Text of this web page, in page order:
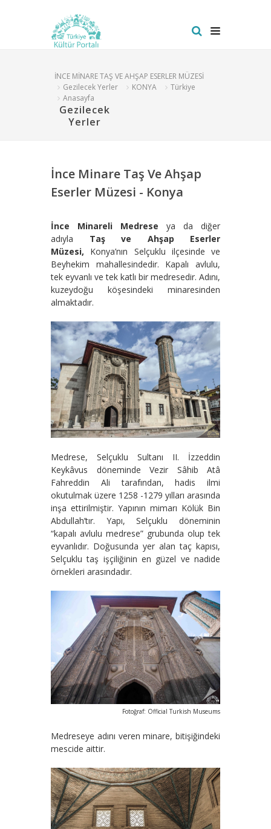
İNCE MİNARE TAŞ VE AHŞAP ESERLER MÜZESİ
Gezilecek Yerler
KONYA
Türkiye
Anasayfa
Gezilecek
Yerler
İnce Minare Taş Ve Ahşap
Eserler Müzesi - Konya
İnce Minareli Medrese ya da diğer
adıyla Taş ve Ahşap Eserler
Müzesi, Konya’nın Selçuklu ilçesinde ve
Beyhekim mahallesindedir. Kapalı avlulu,
tek eyvanlı ve tek katlı bir medresedir. Adını,
kuzeydoğu köşesindeki minaresinden
almaktadır.
Medrese, Selçuklu Sultanı II. İzzeddin
Keykâvus döneminde Vezir Sâhib Atâ
Fahreddin Ali tarafından, hadis ilmi
okutulmak üzere 1258 -1279 yılları arasında
inşa ettirilmiştir. Yapının mimarı Kölük Bin
Abdullah’tır. Yapı, Selçuklu döneminin
“kapalı avlulu medrese” grubunda olup tek
eyvanlıdır. Doğusunda yer alan taç kapısı,
Selçuklu taş işçiliğinin en güzel ve nadide
örnekleri arasındadır.
Fotoğraf: Official Turkish Museums
Medreseye adını veren minare, bitişiğindeki
mescide aittir.